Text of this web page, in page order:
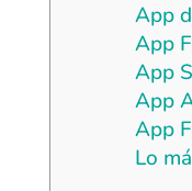
App
App
App
App
App
Lo